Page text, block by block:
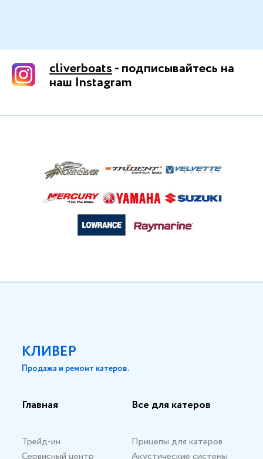
cliverboats- подписывайтесь на
наш Instagram
КЛИВЕР
Продажа и ремонт катеров.
Главная
Трейд-ин
Все для катеров
Прицепы для катеров